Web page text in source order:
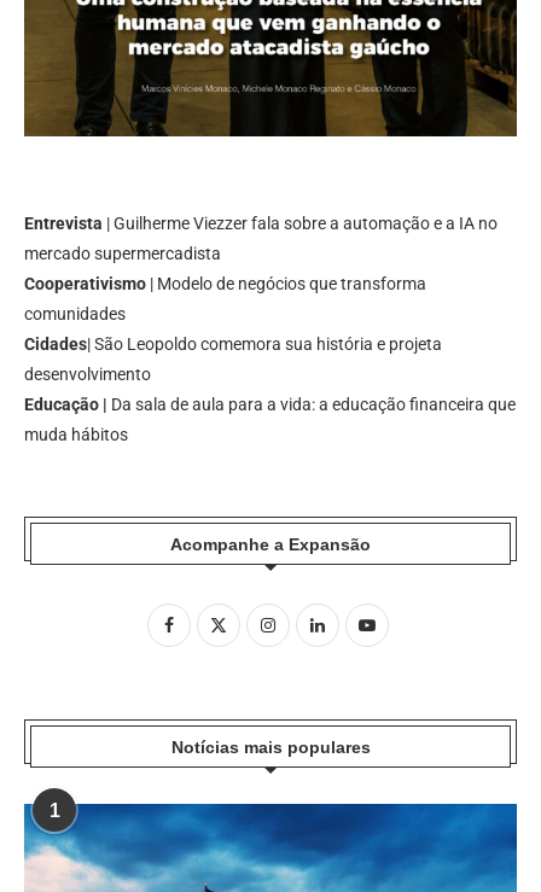
Entrevista | Guilherme Viezzer fala sobre a automação e a IA no
mercado supermercadista
Cooperativismo | Modelo de negócios que transforma
comunidades
Cidades| São Leopoldo comemora sua história e projeta
desenvolvimento
Educação | Da sala de aula para a vida: a educação financeira que
muda hábitos
Acompanhe a Expansão
Notícias mais populares
1